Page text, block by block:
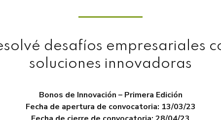
desafíos empresariales
soluciones innovadoras
Bonos de Innovación – Primera Edición
Fecha de apertura de convocatoria: 13/03/23